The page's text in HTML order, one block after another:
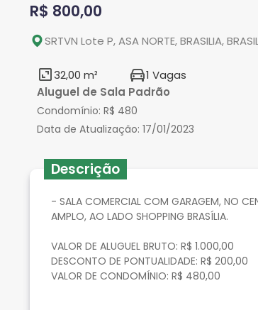
R$ 800,00
SRTVN Lote P, ASA NORTE, BRASILIA,
32,00 m²
1 Vagas
Aluguel de Sala Padrão
Condomínio: R$ 480
Data de Atualização: 17/01/2023
Descrição
- SALA COMERCIAL COM GARAGEM, NO
AMPLO, AO LADO SHOPPING BRASÍLIA.
VALOR DE ALUGUEL BRUTO: R$ 1.000,00
DESCONTO DE PONTUALIDADE: R$ 200,00
VALOR DE CONDOMÍNIO: R$ 480,00